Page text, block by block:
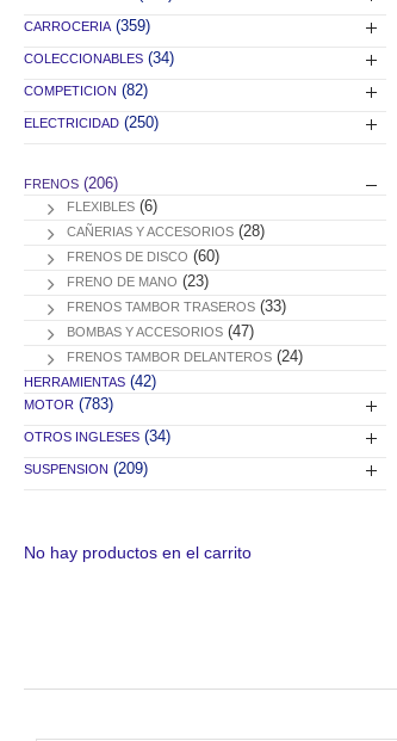
CARROCERIA (359)
COLECCIONABLES (34)
COMPETICION (82)
ELECTRICIDAD (250)
FRENOS (206)
FLEXIBLES (6)
CAÑERIAS Y ACCESORIOS (28)
FRENOS DE DISCO (60)
FRENO DE MANO (23)
FRENOS TAMBOR TRASEROS (33)
BOMBAS Y ACCESORIOS (47)
FRENOS TAMBOR DELANTEROS (24)
HERRAMIENTAS (42)
MOTOR (783)
OTROS INGLESES (34)
SUSPENSION (209)
No hay productos en el carrito